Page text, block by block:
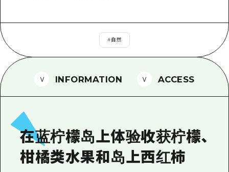
治愈
1晚2天
2晚3天
广岛免费无线上网
常见问题解答
照片下载
#自然
INFORMATION ACCESS
在蓝柠檬岛上体验收获柠檬、
柑橘类水果和岛上西红柿